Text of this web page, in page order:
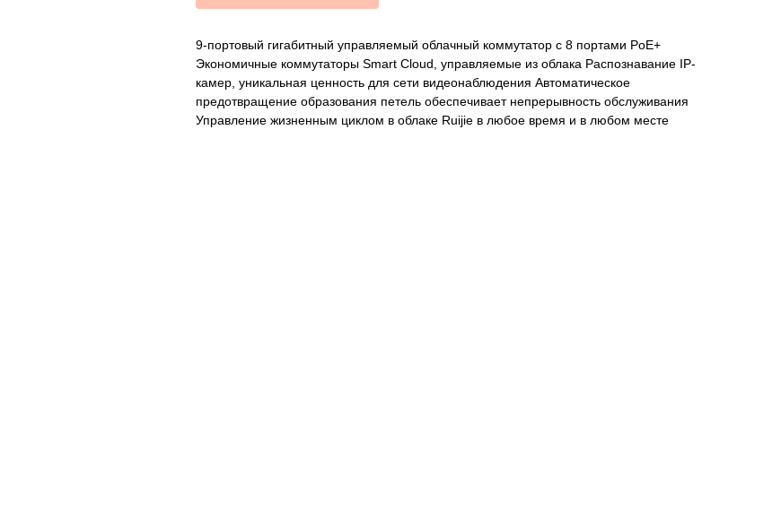
9-портовый гигабитный управляемый облачный коммутатор с 8 портами PoE+
Экономичные коммутаторы Smart Cloud, управляемые из облака Распознавание IP-
камер, уникальная ценность для сети видеонаблюдения Автоматическое
предотвращение образования петель обеспечивает непрерывность обслуживания
Управление жизненным циклом в облаке Ruijie в любое время и в любом месте